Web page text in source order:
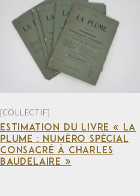
[COLLECTIF]
ESTIMATION DU LIVRE « LA
PLUME : NUMÉRO SPÉCIAL
CONSACRÉ À CHARLES
BAUDELAIRE »